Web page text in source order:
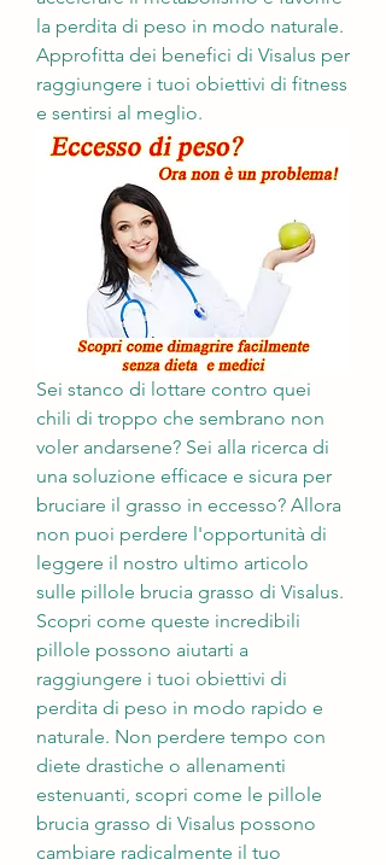
la perdita di peso in modo naturale.
Approfitta dei benefici di Visalus per
raggiungere i tuoi obiettivi di fitness
e sentirsi al meglio.
Sei stanco di lottare contro quei
chili di troppo che sembrano non
voler andarsene? Sei alla ricerca di
una soluzione efficace e sicura per
bruciare il grasso in eccesso? Allora
non puoi perdere l'opportunità di
leggere il nostro ultimo articolo
sulle pillole brucia grasso di Visalus.
Scopri come queste incredibili
pillole possono aiutarti a
raggiungere i tuoi obiettivi di
perdita di peso in modo rapido e
naturale. Non perdere tempo con
diete drastiche o allenamenti
estenuanti, scopri come le pillole
brucia grasso di Visalus possono
cambiare radicalmente il tuo